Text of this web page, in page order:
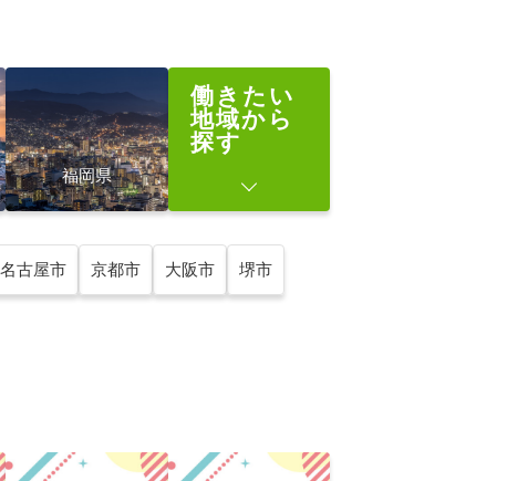
福岡県
働きたい
地域から
探す
名古屋市 京都市 大阪市 堺市